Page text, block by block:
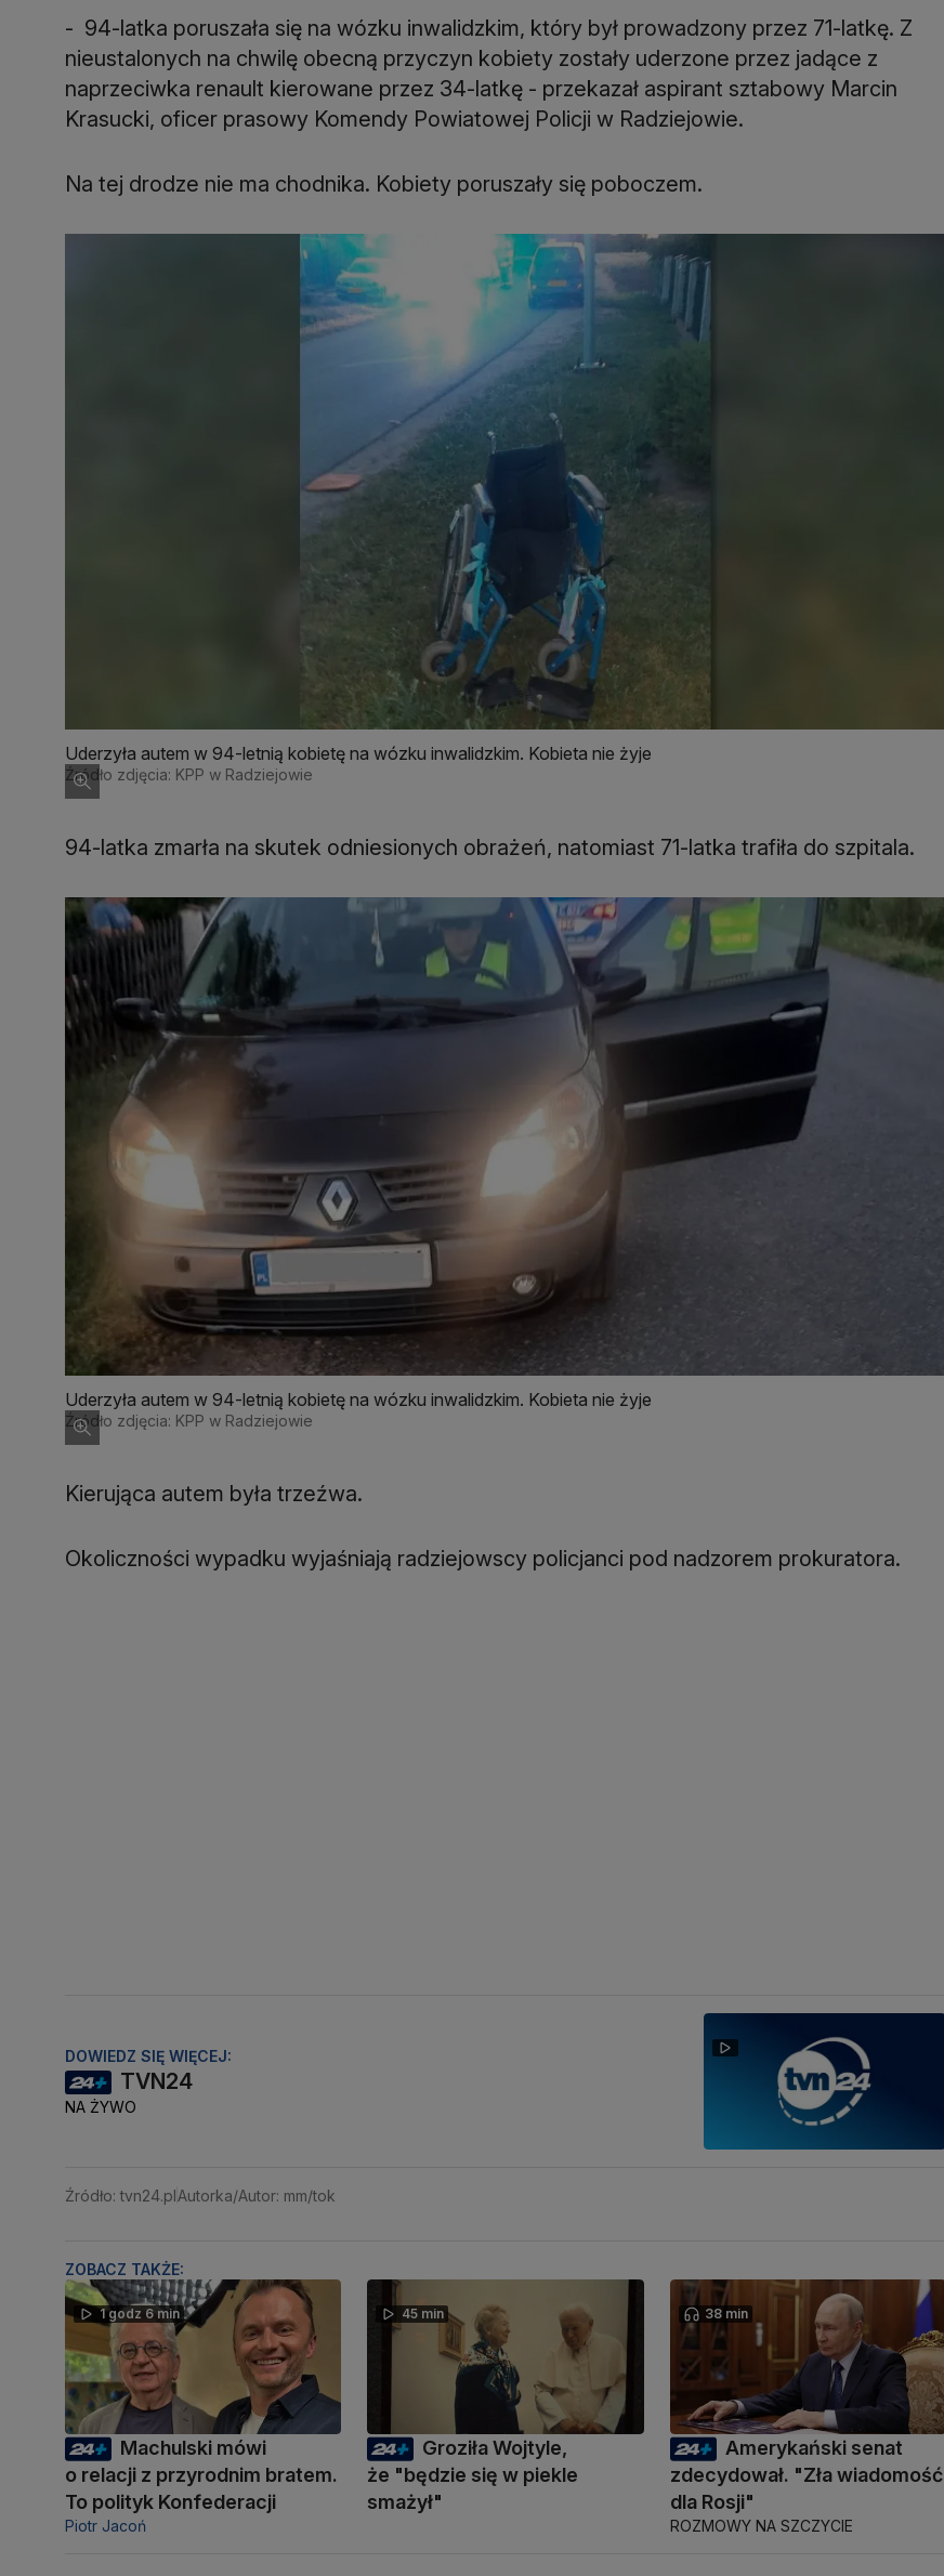
- 94-latka poruszała się na wózku inwalidzkim, który był prowadzony przez 71-latkę. Z
nieustalonych na chwilę obecną przyczyn kobiety zostały uderzone przez jadące z
naprzeciwka renault kierowane przez 34-latkę - przekazał aspirant sztabowy Marcin
Krasucki, oficer prasowy Komendy Powiatowej Policji w Radziejowie.
Na tej drodze nie ma chodnika. Kobiety poruszały się poboczem.
Uderzyła autem w 94-letnią kobietę na wózku inwalidzkim. Kobieta nie żyje
Źródło zdjęcia: KPP w Radziejowie
94-latka zmarła na skutek odniesionych obrażeń, natomiast 71-latka trafiła do szpitala.
Uderzyła autem w 94-letnią kobietę na wózku inwalidzkim. Kobieta nie żyje
Źródło zdjęcia: KPP w Radziejowie
Kierująca autem była trzeźwa.
Okoliczności wypadku wyjaśniają radziejowscy policjanci pod nadzorem prokuratora.
DOWIEDZ SIĘ WIĘCEJ:
TVN24
NA ŻYWO
Źródło: tvn24.plAutorka/Autor: mm/tok
ZOBACZ TAKŻE:
1 godz 6 min
Machulski mówi
o relacji z przyrodnim bratem.
To polityk Konfederacji
Piotr Jacoń
45 min
Groziła Wojtyle,
że "będzie się w piekle
smażył"
38 min
Amerykański senat
zdecydował. "Zła wiadomość
dla Rosji"
ROZMOWY NA SZCZYCIE